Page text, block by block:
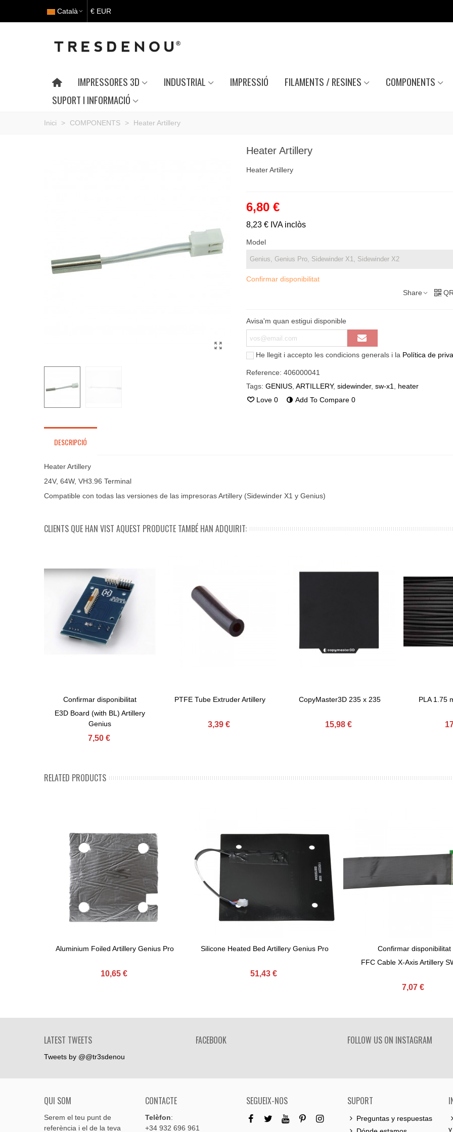
Català € EUR
IMPRESSORES 3D INDUSTRIAL IMPRESSIÓ FILAMENTS / RESINES COMPONENTS
SUPORT I INFORMACIÓ
Inici > COMPONENTS > Heater Artillery
Heater Artillery
Heater Artillery
6,80 €
8,23 € IVA inclòs
Model
Confirmar disponibilitat
Share
Avisa'm quan estigui disponible
He llegit i accepto les condicions generals i la Política de
Reference: 406000041
Tags: GENIUS, ARTILLERY, sidewinder, sw-x1
heater
Love 0 Add To Compare 0
DESCRIPCIÓ
Heater Artillery
24V, 64W, VH3.96 Terminal
Compatible con todas las versiones de las impresoras Artillery (Sidewinder X1 y Genius)
CLIENTS QUE HAN VIST AQUEST PRODUCTE TAMBÉ HAN ADQUIRIT:
View More
Confirmar disponibilitat
E3D Board (with BL) Artillery
Genius
7,50 €
Afegir Al Carret
PTFE Tube Extruder Artillery
3,39 €
Afegir Al Carret
CopyMaster3D 235 x 235
15,98 €
Afegir Al
PLA 1.75
RELATED PRODUCTS
Afegir Al Carret
Aluminium Foiled Artillery Genius Pro
10,65 €
Afegir Al Carret
Silicone Heated Bed Artillery Genius Pro
51,43 €
View More
Confirmar disponibilitat
FFC Cable X-Axis Artillery
7,07 €
LATEST TWEETS
Tweets by @@tr3sdenou
FACEBOOK FOLLOW US ON INSTAGRAM
QUI SOM
Serem el teu punt de
referència i el de la teva
CONTACTE
Telèfon:
+34 932 696 961
SEGUEIX-NOS SUPORT
Preguntas y respuestas